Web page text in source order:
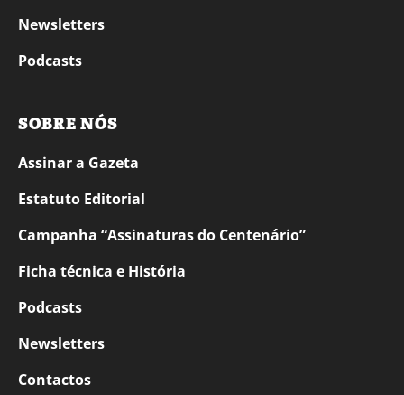
Newsletters
Podcasts
SOBRE NÓS
Assinar a Gazeta
Estatuto Editorial
Campanha “Assinaturas do Centenário”
Ficha técnica e História
Podcasts
Newsletters
Contactos